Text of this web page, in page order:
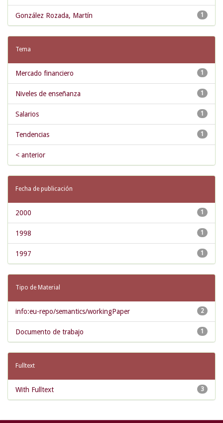
1
González Rozada, Martín
Tema
1
Mercado financiero
1
Niveles de enseñanza
1
Salarios
1
Tendencias
< anterior
Fecha de publicación
1
2000
1
1998
1
1997
Tipo de Material
2
info:eu-repo/semantics/workingPaper
1
Documento de trabajo
Fulltext
3
With Fulltext